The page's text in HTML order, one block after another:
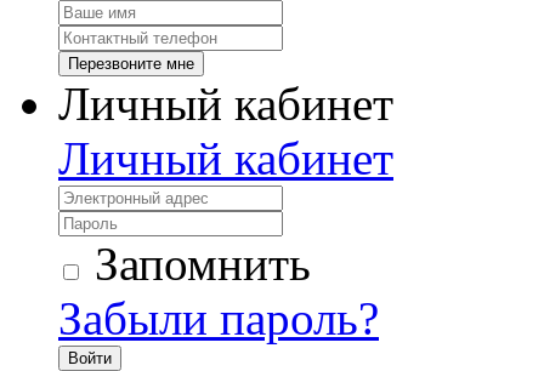
Перезвоните мне
Личный кабинет
Личный кабинет
Запомнить
Забыли пароль?
Войти